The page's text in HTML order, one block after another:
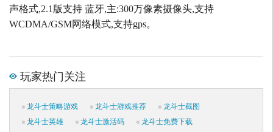
声格式,2.1版支持 蓝牙,主:300万像素摄像头,支持
WCDMA/GSM网络模式,支持gps。
玩家热门关注
龙斗士策略游戏 龙斗士游戏推荐
龙斗士截图
龙斗士英雄
龙斗士激活码
龙斗士免费下载